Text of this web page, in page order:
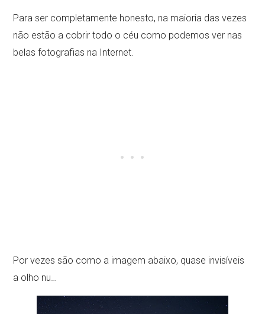
Para ser completamente honesto, na maioria das vezes
não estão a cobrir todo o céu como podemos ver nas
belas fotografias na Internet.
Por vezes são como a imagem abaixo, quase invisíveis
a olho nu…